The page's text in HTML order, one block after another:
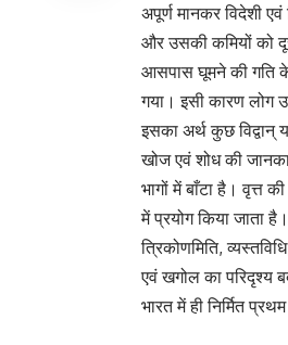
अपूर्ण मानकर विदेशी
और उसकी कमियों को
आसपास घूमने की गति के
गया। इसी कारण लोग
इसका अर्थ कुछ विद्वान्
खोज एवं शोध की
भागों में बाँटा है। वृत्त
में प्रयोग किया जाता
त्रिकोणमिति,
एवं खगोल का परिदृश्य
भारत में ही निर्मित